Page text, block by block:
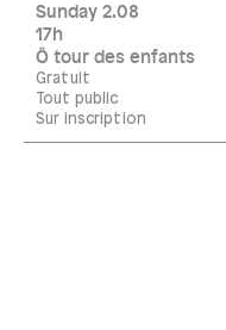
Sunday 2.08
17h
Ô tour des enfants
Gratuit
Tout public
Sur inscription